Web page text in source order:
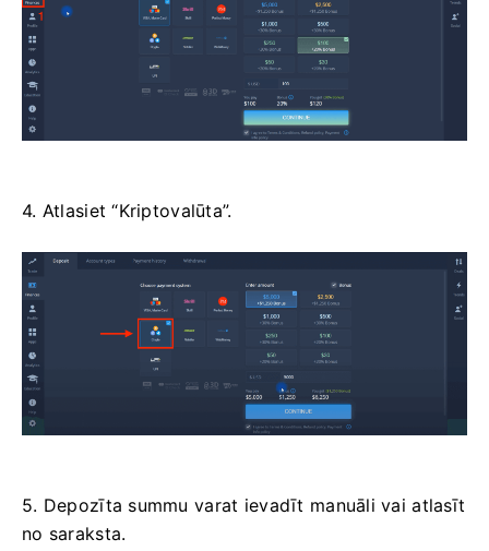
4. Atlasiet “Kriptovalūta”.
5. Depozīta summu varat ievadīt manuāli vai atlasīt
no saraksta.